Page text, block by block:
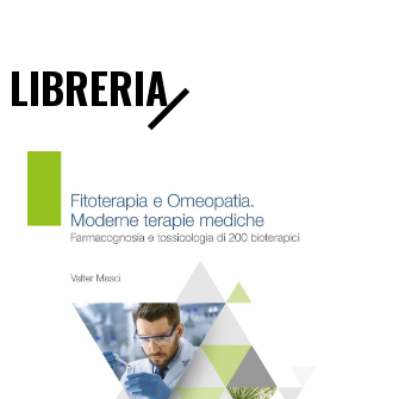
LIBRERIA